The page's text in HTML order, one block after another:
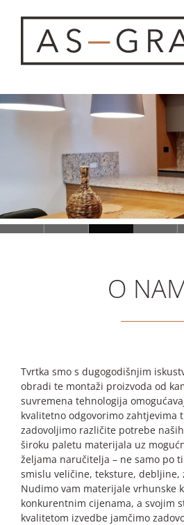
O
Tvrtka smo s dugogodišnjim
obradi te montaži proizvoda od
suvremena tehnologija
kvalitetno odgovorimo zahtjevima
zadovoljimo različite potrebe
široku paletu materijala uz
željama naručitelja – ne samo po
smislu veličine, teksture, debljine,
Nudimo vam materijale vrhunske
konkurentnim cijenama, a svojim
kvalitetom izvedbe jamčimo